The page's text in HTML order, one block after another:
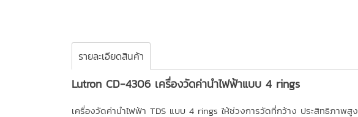
รายละเอียดสินค้า
Lutron CD-4306 เครื่องวัดค่านำไฟฟ้าแบบ 4 rings
เครื่องวัดค่านำไฟฟ้า TDS แบบ 4 rings ให้ช่วงการวัดที่กว้าง ประสิทธิภาพสูง